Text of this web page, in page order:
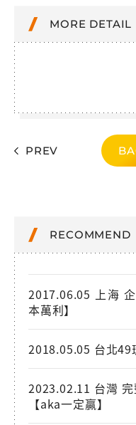
MORE DETAIL
PREV
RECOMMEND
2017.06.05 上海
本萬利】
2018.05.05 台北49
2023.02.11 台灣
【aka一定贏】